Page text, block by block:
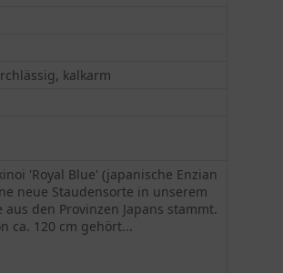
kalkarm
'Royal Blue' (japanische Enzian
neue Staudensorte in unserem
den Provinzen Japans stammt.
ca. 120 cm gehört...